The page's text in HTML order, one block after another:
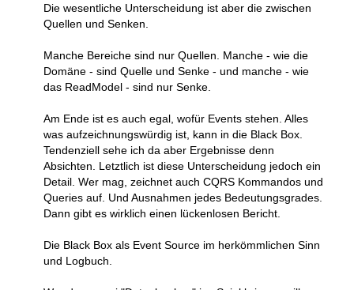
Die wesentliche Unterscheidung ist aber die zwischen
Quellen und Senken.
Manche Bereiche sind nur Quellen. Manche - wie die
Domäne - sind Quelle und Senke - und manche - wie
das ReadModel - sind nur Senke.
Am Ende ist es auch egal, wofür Events stehen. Alles
was aufzeichnungswürdig ist, kann in die Black Box.
Tendenziell sehe ich da aber Ergebnisse denn
Absichten. Letztlich ist diese Unterscheidung jedoch ein
Detail. Wer mag, zeichnet auch CQRS Kommandos und
Queries auf. Und Ausnahmen jedes Bedeutungsgrades.
Dann gibt es wirklich einen lückenlosen Bericht.
Die Black Box als Event Source im herkömmlichen Sinn
und Logbuch.